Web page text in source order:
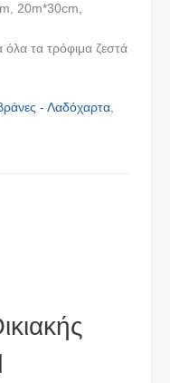
20m*30cm,
όλα τα τρόφιμα ζεστά
- Λαδόχαρτα,